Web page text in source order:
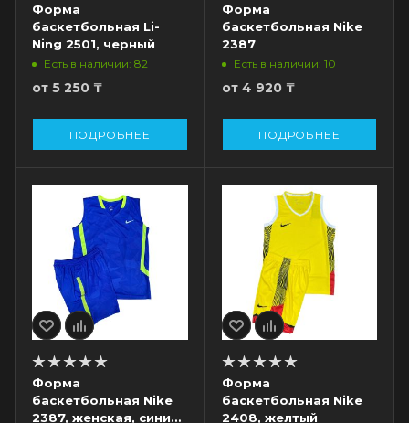
Форма
баскетбольная Li-
Ning 2501, черный
Есть в наличии: 82
от 5 250 ₸
ПОДРОБНЕЕ
Форма
баскетбольная Nike
2387
Есть в наличии: 10
от 4 920 ₸
ПОДРОБНЕЕ
Форма
баскетбольная Nike
2387, женская, синий/
Форма
баскетбольная Nike
2408, желтый